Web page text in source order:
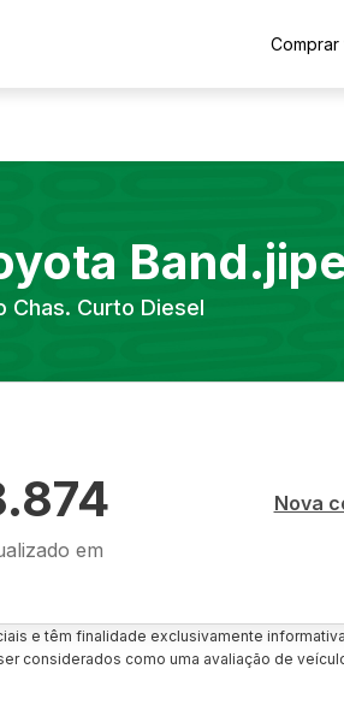
Comprar
Chas. Curto Diesel
em
Nova
e têm finalidade exclusivamente
considerados como uma avaliação de